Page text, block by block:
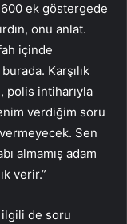
ek göstergede
onu anlat.
içinde
Karşılık
polis intiharıyla
verdiğim soru
Sen
almamış adam
verir.”
ilgili de soru